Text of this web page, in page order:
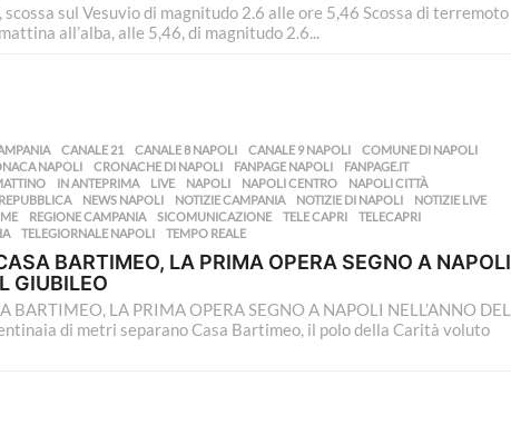
sul Vesuvio di magnitudo 2.6 alle ore 5,46 Scossa di terremoto
all’alba, alle 5,46, di magnitudo 2.6...
,CANALE 21 ,CANALE 8 NAPOLI ,CANALE 9 NAPOLI ,COMUNE DI NAPOLI
NAPOLI ,CRONACHE DI NAPOLI ,FANPAGE NAPOLI ,FANPAGE.IT
,IN ANTEPRIMA ,LIVE ,NAPOLI ,NAPOLI CENTRO ,NAPOLI CITTÀ
,NEWS NAPOLI ,NOTIZIE CAMPANIA ,NOTIZIE DI NAPOLI ,NOTIZIE LIVE
,REGIONE CAMPANIA ,SICOMUNICAZIONE ,TELE CAPRI ,TELECAPRI
,TELEGIORNALE NAPOLI ,TEMPO REALE
BARTIMEO, LA PRIMA OPERA SEGNO A NAPOLI
GIUBILEO
BARTIMEO, LA PRIMA OPERA SEGNO A NAPOLI NELL’ANNO DEL
di metri separano Casa Bartimeo, il polo della Carità voluto